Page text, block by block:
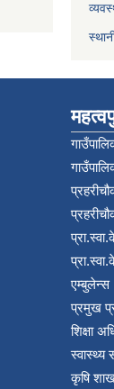
एम्बुलेन्स
प्रमुख
शिक्षा
स्वास्थ्य
कृषि